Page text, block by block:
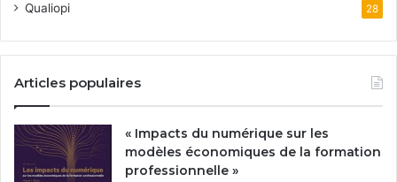
Qualiopi 28
Articles populaires
« Impacts du numérique sur les
modèles économiques de la formation
professionnelle »